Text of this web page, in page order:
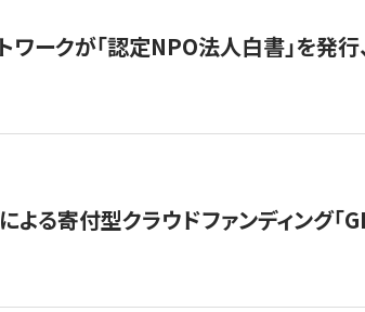
ークが「認定NPO法人白書」を発
よる寄付型クラウドファンディング